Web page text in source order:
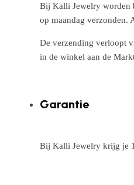
Bij Kalli Jewelry worden
op maandag verzonden.
De verzending verloopt
in de winkel aan de
Garantie
Bij Kalli Jewelry krijg je